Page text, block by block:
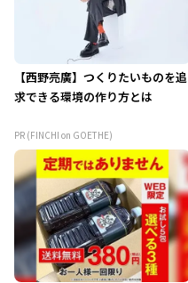
【西野亮廣】つくりたいものを追
求できる環境の作り方とは
PR (FINCHI on GOETHE)